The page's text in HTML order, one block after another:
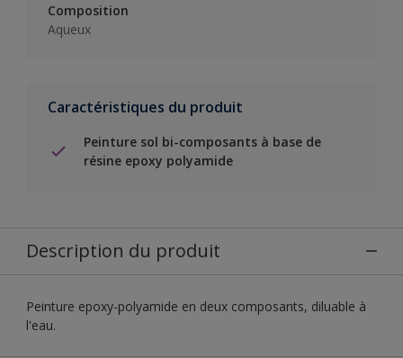
Composition
Aqueux
Caractéristiques du produit
Peinture sol bi-composants à base de
résine epoxy polyamide
Description du produit
Peinture epoxy-polyamide en deux composants, diluable à
l'eau.